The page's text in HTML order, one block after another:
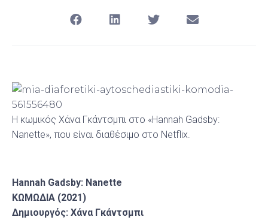
Η κωμικός Χάνα Γκάντσμπι στο «Hannah Gadsby:
Nanette», που είναι διαθέσιμο στο Netflix.
Hannah Gadsby: Nanette
ΚΩΜΩΔΙΑ (2021)
Δημιουργός: Χάνα Γκάντσµπι